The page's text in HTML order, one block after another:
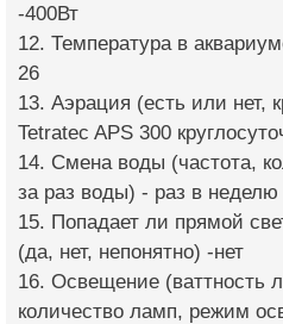
-400Вт
12. Температура в
26
13. Аэрация (есть или нет,
Tetratec APS 300
14. Смена воды (частота,
за раз воды) - раз в неделю
15. Попадает ли прямой
(да, нет, непонятно) -нет
16. Освещение (ваттность
количество ламп, режим